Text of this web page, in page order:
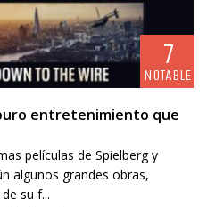
7
NOTABLE
entretenimiento que
películas de Spielberg y
algunos grandes obras,
su f...